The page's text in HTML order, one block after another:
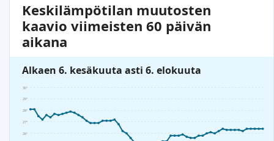
Keskilämpötilan muutosten
kaavio viimeisten 60 päivän
aikana
Alkaen 6. kesäkuuta asti 6. elokuuta
26°
27°
28°
29°
30°